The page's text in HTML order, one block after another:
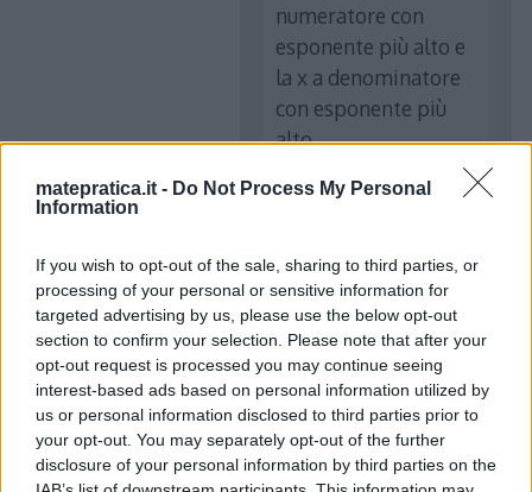
matepratica.it - Do Not Process My Personal
Information
If you wish to opt-out of the sale, sharing to third parties, or
processing of your personal or sensitive information for
targeted advertising by us, please use the below opt-out
section to confirm your selection. Please note that after your
opt-out request is processed you may continue seeing
interest-based ads based on personal information utilized by
us or personal information disclosed to third parties prior to
your opt-out. You may separately opt-out of the further
disclosure of your personal information by third parties on the
numeratore con
esponente più alto e
la x a denominatore
con esponente più
alto..
quindi diventa lim x-
>infinito di x/x che è
>infinito di 1 che è
uguale a 1..
è molto più veloce e
comodo e lo si può
fare solo quando la x
tende a infinito